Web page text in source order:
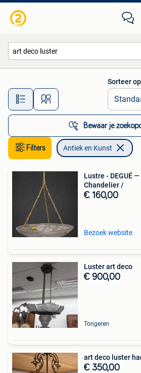
Alle afstanden…
Sorteer op
Bewaar je
Filters Antiek en Kunst
Lustre - DEGUÉ
Chandelier /
€ 160,00
Bezoek website
Luster art deco
€ 900,00
Tongeren
art deco luster
€ 350,00